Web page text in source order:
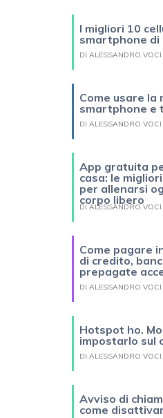
I migliori 10
smartphone di
DI ALESSANDRO VOCI
Come usare la
smartphone e
DI ALESSANDRO VOCI
App gratuita
casa: le
per allenarsi
corpo libero
DI ALESSANDRO VOCI
Come pagare
di credito,
prepagate
DI ALESSANDRO VOCI
Hotspot ho.
impostarlo sul
DI ALESSANDRO VOCI
Avviso di
come